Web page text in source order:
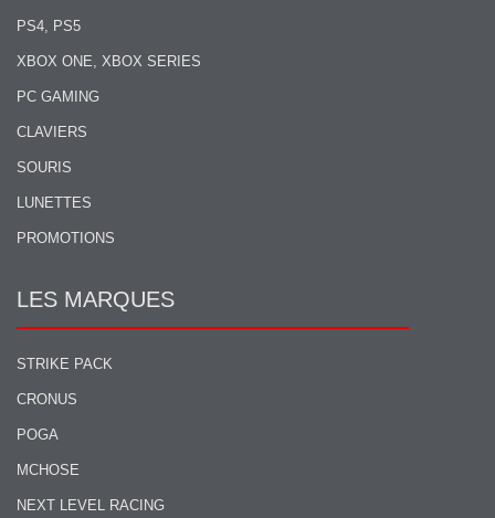
PS4, PS5
XBOX ONE, XBOX SERIES
PC GAMING
CLAVIERS
SOURIS
LUNETTES
PROMOTIONS
LES MARQUES
STRIKE PACK
CRONUS
POGA
MCHOSE
NEXT LEVEL RACING